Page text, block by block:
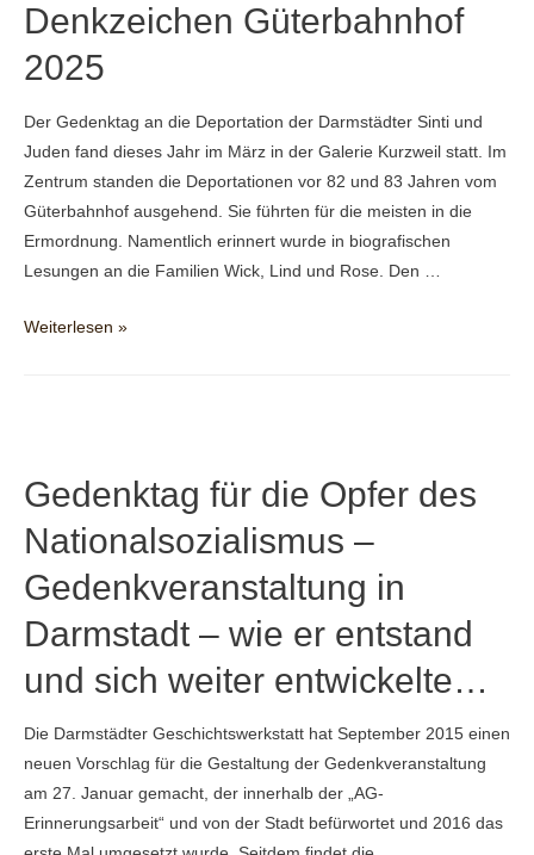
Denkzeichen Güterbahnhof
2025
Der Gedenktag an die Deportation der Darmstädter Sinti und
Juden fand dieses Jahr im März in der Galerie Kurzweil statt. Im
Zentrum standen die Deportationen vor 82 und 83 Jahren vom
Güterbahnhof ausgehend. Sie führten für die meisten in die
Ermordnung. Namentlich erinnert wurde in biografischen
Lesungen an die Familien Wick, Lind und Rose. Den …
Denkzeichen
Weiterlesen »
Gedenktag für die Opfer des
Nationalsozialismus –
Gedenkveranstaltung in
Darmstadt – wie er entstand
und sich weiter entwickelte…
Die Darmstädter Geschichtswerkstatt hat September 2015 einen
neuen Vorschlag für die Gestaltung der Gedenkveranstaltung
am 27. Januar gemacht, der innerhalb der „AG-
Erinnerungsarbeit“ und von der Stadt befürwortet und 2016 das